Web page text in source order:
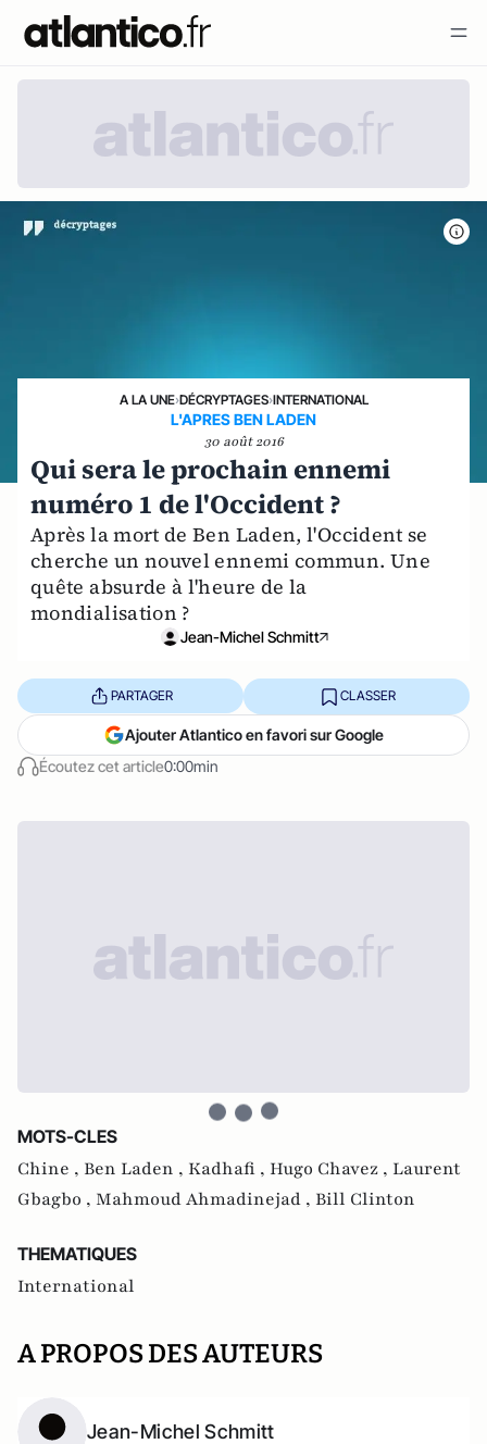
A LA UNE›DÉCRYPTAGES›INTERNATIONAL
L'APRES BEN LADEN
30 août 2016
Qui sera le prochain ennemi
numéro 1 de l'Occident ?
Après la mort de Ben Laden, l'Occident se
cherche un nouvel ennemi commun. Une
quête absurde à l'heure de la
mondialisation ?
Jean-Michel Schmitt
Écoutez cet article0:00min
PARTAGER CLASSER
Ajouter Atlantico en favori sur Google
MOTS-CLES
Chine , Ben Laden , Kadhafi , Hugo Chavez , Laurent
Gbagbo , Mahmoud Ahmadinejad , Bill Clinton
THEMATIQUES
International
A PROPOS DES AUTEURS
Jean-Michel Schmitt